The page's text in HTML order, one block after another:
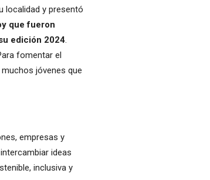
localidad y presentó
que fueron
edición 2024.
fomentar el
jóvenes que
empresas y
ideas
inclusiva y